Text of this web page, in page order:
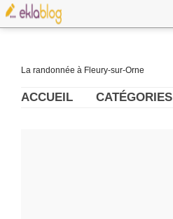
La randonnée à Fleury-sur-Orne
ACCUEIL CATÉGORIES